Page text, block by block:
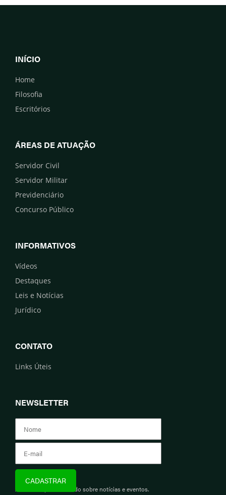
INÍCIO
Home
Filosofia
Escritórios
ÁREAS DE ATUAÇÃO
Servidor Civil
Servidor Militar
Previdenciário
Concurso Público
INFORMATIVOS
Vídeos
Destaques
Leis e Notícias
Jurídico
CONTATO
Links Úteis
NEWSLETTER
Assine e fique informado sobre notícias e eventos.